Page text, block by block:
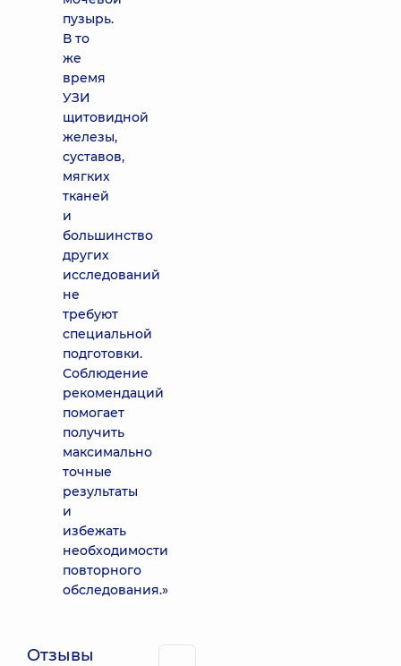
пузырь.
В то
же
время
УЗИ
щитовидной
железы,
суставов,
мягких
тканей
и
большинство
других
исследований
не
требуют
специальной
подготовки.
Соблюдение
рекомендаций
помогает
получить
максимально
точные
результаты
и
избежать
необходимости
повторного
обследования.»
Отзывы